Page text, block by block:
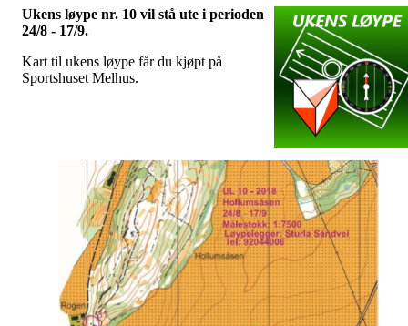
Ukens løype nr. 10 vil stå ute i perioden
24/8 - 17/9.
Kart til ukens løype får du kjøpt på
Sportshuset Melhus.